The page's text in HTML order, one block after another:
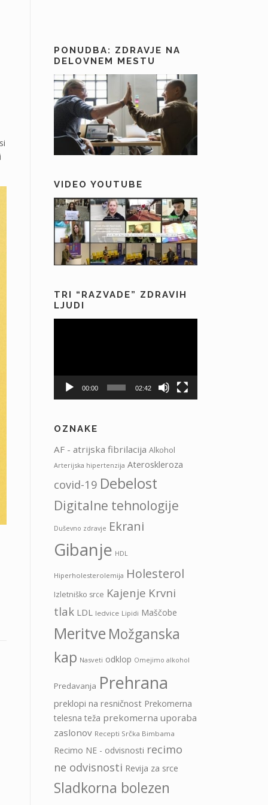
PONUDBA: ZDRAVJE NA
DELOVNEM MESTU
VIDEO YOUTUBE
TRI “RAZVADE” ZDRAVIH
LJUDI
00:00 02:42
OZNAKE
AF - atrijska fibrilacija Alkohol
Arterijska hipertenzija Ateroskleroza
covid-19 Debelost
Digitalne tehnologije
Duševno zdravje Ekrani
Gibanje HDL
Hiperholesterolemija Holesterol
Izletniško srce Kajenje Krvni
tlak LDL ledvice Lipidi Maščobe
Meritve Možganska
kap Nasveti odklop Omejimo alkohol
Predavanja Prehrana
preklopi na resničnost Prekomerna
telesna teža prekomerna uporaba
zaslonov Recepti Srčka Bimbama
Recimo NE - odvisnosti recimo
ne odvisnosti Revija za srce
Sladkorna bolezen